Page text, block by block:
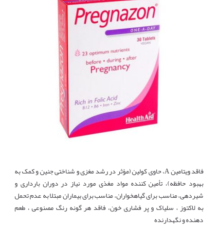
فاقد ویتامین A، حاوی کولین (مؤثر در رشد مغزی و شناختی جنین و کمک به
بهبود حافظه)، تأمین کننده مواد مغذی مورد نیاز در دوران بارداری و
شیردهی، مناسب برای گیاهخواران، مناسب برای بیماران مبتلا به عدم تحمل
به لاکتوز ، سلیاک و پر فشاری خون، فاقد هر گونه رنگ مصنوعی ، طعم
دهنده و نگهدارنده